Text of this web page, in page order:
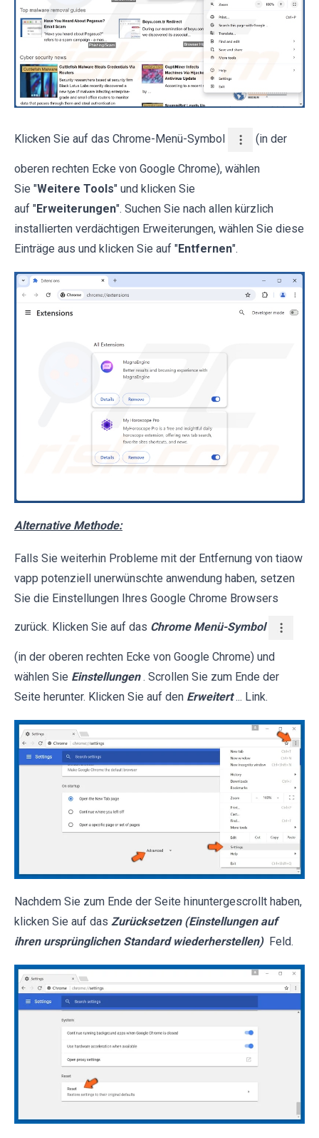
Klicken Sie auf das Chrome-Menü-Symbol (in der
oberen rechten Ecke von Google Chrome), wählen
Sie "Weitere Tools" und klicken Sie
auf "Erweiterungen". Suchen Sie nach allen kürzlich
installierten verdächtigen Erweiterungen, wählen Sie diese
Einträge aus und klicken Sie auf "Entfernen".
Alternative Methode:
Falls Sie weiterhin Probleme mit der Entfernung von tiaow
vapp potenziell unerwünschte anwendung haben, setzen
Sie die Einstellungen Ihres Google Chrome Browsers
zurück. Klicken Sie auf das Chrome Menü-Symbol
(in der oberen rechten Ecke von Google Chrome) und
wählen Sie Einstellungen . Scrollen Sie zum Ende der
Seite herunter. Klicken Sie auf den Erweitert ... Link.
Nachdem Sie zum Ende der Seite hinuntergescrollt haben,
klicken Sie auf das Zurücksetzen (Einstellungen auf
ihren ursprünglichen Standard wiederherstellen) Feld.